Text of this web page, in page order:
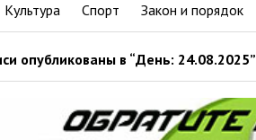
Культура Спорт Закон и порядок
опубликованы в “День: 24.08.2025”